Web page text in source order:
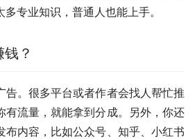
专业知识，普通人也能上手。
？
告。很多平台或者作者会找人帮忙推
有流量，就能拿到分成。另外，你还
布内容，比如公众号、知乎、小红书